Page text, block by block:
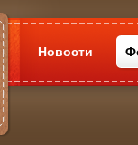
Новости